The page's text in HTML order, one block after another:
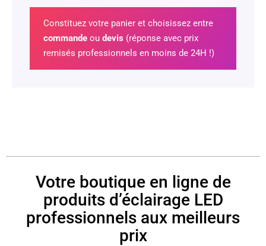
Constituez votre panier et choisissez entre
commandeou devis (réponse avec prix
remisés professionnels en moins de 24H !)
Votre boutique en ligne de
produits d’éclairage LED
professionnels aux meilleurs
prix